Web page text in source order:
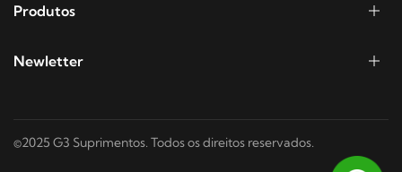
Produtos
Newletter
©2025 G3 Suprimentos. Todos os direitos reservados.